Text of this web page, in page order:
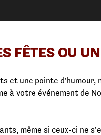
FÊTES OU
et une pointe d'humour,
à votre événement de
même si ceux-ci ne